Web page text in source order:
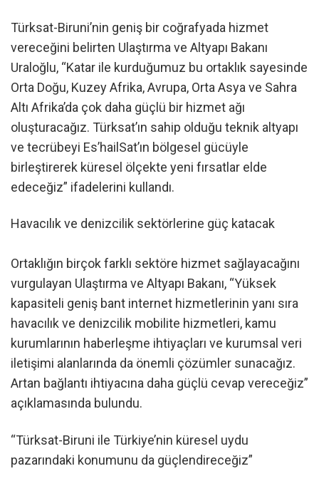
Türksat-Biruni’nin geniş bir coğrafyada hizmet
vereceğini belirten Ulaştırma ve Altyapı Bakanı
Uraloğlu, “Katar ile kurduğumuz bu ortaklık sayesinde
Orta Doğu, Kuzey Afrika, Avrupa, Orta Asya ve Sahra
Altı Afrika’da çok daha güçlü bir hizmet ağı
oluşturacağız. Türksat’ın sahip olduğu teknik altyapı
ve tecrübeyi Es’hailSat’ın bölgesel gücüyle
birleştirerek küresel ölçekte yeni fırsatlar elde
edeceğiz” ifadelerini kullandı.
Havacılık ve denizcilik sektörlerine güç katacak
Ortaklığın birçok farklı sektöre hizmet sağlayacağını
vurgulayan Ulaştırma ve Altyapı Bakanı, “Yüksek
kapasiteli geniş bant internet hizmetlerinin yanı sıra
havacılık ve denizcilik mobilite hizmetleri, kamu
kurumlarının haberleşme ihtiyaçları ve kurumsal veri
iletişimi alanlarında da önemli çözümler sunacağız.
Artan bağlantı ihtiyacına daha güçlü cevap vereceğiz”
açıklamasında bulundu.
“Türksat-Biruni ile Türkiye’nin küresel uydu
pazarındaki konumunu da güçlendireceğiz”